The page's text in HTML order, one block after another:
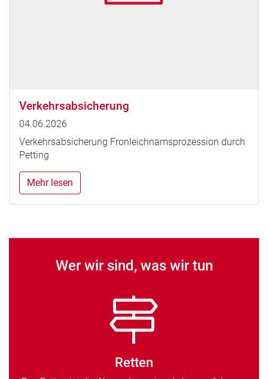
Verkehrsabsicherung
04.06.2026
Verkehrsabsicherung Fronleichnamsprozession durch
Petting
Mehr lesen
Wer wir sind, was wir tun
Retten